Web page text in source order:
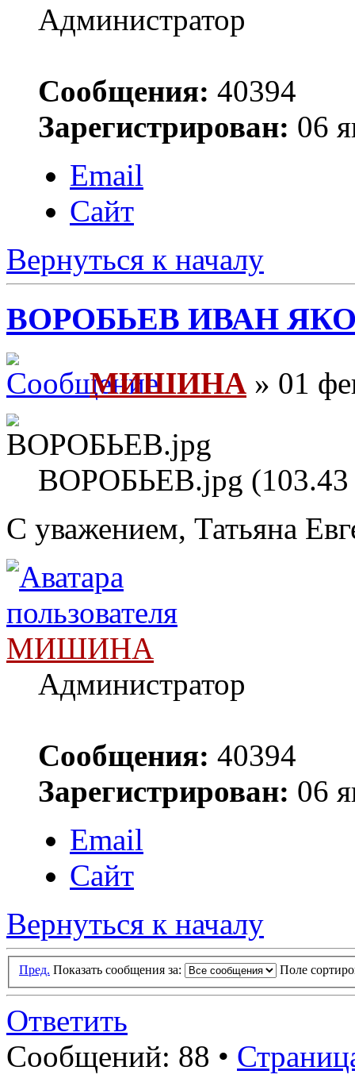
Администратор
Сообщения: 40394
Зарегистрирован: 06
Email
Сайт
Вернуться к началу
ВОРОБЬЕВ ИВАН
МИШИНА » 01
ВОРОБЬЕВ.jpg (103.43
С уважением, Татьяна
МИШИНА
Администратор
Сообщения: 40394
Зарегистрирован: 06
Email
Сайт
Вернуться к началу
Пред. Показать сообщения за: Поле
Ответить
Сообщений: 88 •